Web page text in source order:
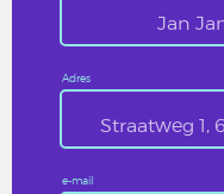
Adres
e-mail